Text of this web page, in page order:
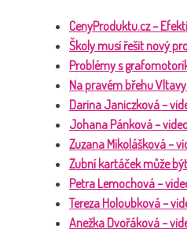
CenyProduktu.cz –
Školy musí řešit nový
Problémy s
Na pravém břehu
Darina Janiczková –
Johana Pánková –
Zuzana Mikolášková –
Zubní kartáček může
Petra Lemochová –
Tereza Holoubková –
Anežka Dvořáková –